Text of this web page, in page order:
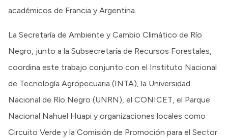
académicos de Francia y Argentina.
La Secretaría de Ambiente y Cambio Climático de Río
Negro, junto a la Subsecretaría de Recursos Forestales,
coordina este trabajo conjunto con el Instituto Nacional
de Tecnología Agropecuaria (INTA), la Universidad
Nacional de Río Negro (UNRN), el CONICET, el Parque
Nacional Nahuel Huapi y organizaciones locales como
Circuito Verde y la Comisión de Promoción para el Sector